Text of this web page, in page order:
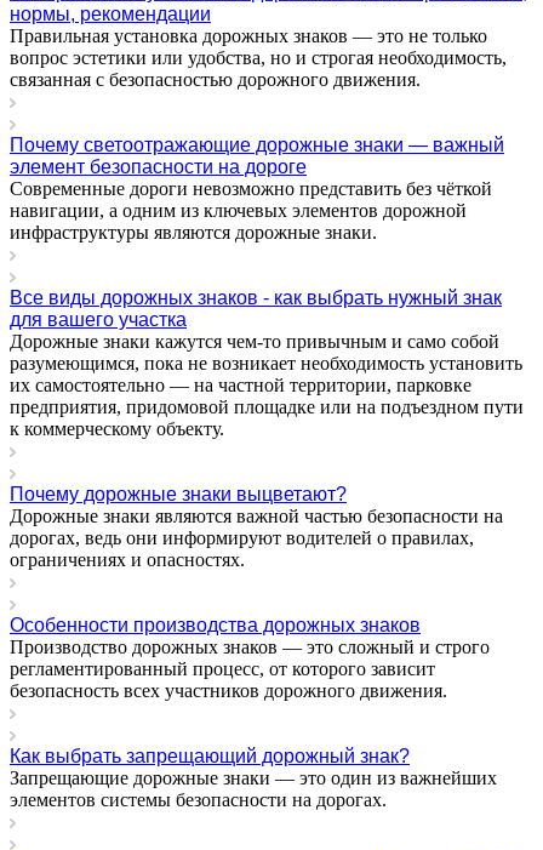
нормы, рекомендации
Правильная установка дорожных знаков — это не только
вопрос эстетики или удобства, но и строгая необходимость,
связанная с безопасностью дорожного движения.
Почему светоотражающие дорожные знаки — важный
элемент безопасности на дороге
Современные дороги невозможно представить без чёткой
навигации, а одним из ключевых элементов дорожной
инфраструктуры являются дорожные знаки.
Все виды дорожных знаков - как выбрать нужный знак
для вашего участка
Дорожные знаки кажутся чем-то привычным и само собой
разумеющимся, пока не возникает необходимость установить
их самостоятельно — на частной территории, парковке
предприятия, придомовой площадке или на подъездном пути
к коммерческому объекту.
Почему дорожные знаки выцветают?
Дорожные знаки являются важной частью безопасности на
дорогах, ведь они информируют водителей о правилах,
ограничениях и опасностях.
Особенности производства дорожных знаков
Производство дорожных знаков — это сложный и строго
регламентированный процесс, от которого зависит
безопасность всех участников дорожного движения.
Как выбрать запрещающий дорожный знак?
Запрещающие дорожные знаки — это один из важнейших
элементов системы безопасности на дорогах.